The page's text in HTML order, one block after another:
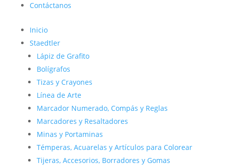
Contáctanos
Inicio
Staedtler
Lápiz de Grafito
Bolígrafos
Tizas y Crayones
Línea de Arte
Marcador Numerado, Compás y Reglas
Marcadores y Resaltadores
Minas y Portaminas
Témperas, Acuarelas y Artículos para Colorear
Tijeras, Accesorios, Borradores y Gomas